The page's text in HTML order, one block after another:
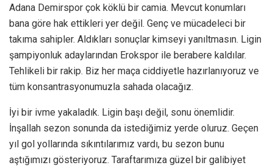
Adana Demirspor çok köklü bir camia. Mevcut konumları
bana göre hak ettikleri yer değil. Genç ve mücadeleci bir
takıma sahipler. Aldıkları sonuçlar kimseyi yanıltmasın. Ligin
şampiyonluk adaylarından Erokspor ile berabere kaldılar.
Tehlikeli bir rakip. Biz her maça ciddiyetle hazırlanıyoruz ve
tüm konsantrasyonumuzla sahada olacağız.
İyi bir ivme yakaladık. Ligin başı değil, sonu önemlidir.
İnşallah sezon sonunda da istediğimiz yerde oluruz. Geçen
yıl gol yollarında sıkıntılarımız vardı, bu sezon bunu
aştığımızı gösteriyoruz. Taraftarımıza güzel bir galibiyet